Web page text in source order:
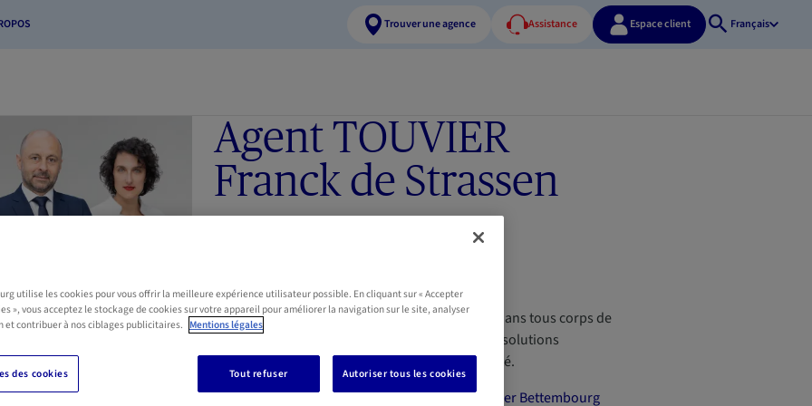
Trouver une agence Assistance Espace client
OuvrirFrançais
Agent TOUVIER
Franck de Strassen
Que vous soyez particuliers ou professionnels dans tous corps de
métier, notre équipe saura apporter conseils et solutions
personnalisées en besoin d'assurance et fiscalité.
Rendez-vous également àl'agence Franck Touvier Bettembourg
utilise les cookies pour vous offrir la meilleure expérience utilisateur possible. En cliquant sur « Accepter
», vous acceptez le stockage de cookies sur votre appareil pour améliorer la navigation sur le site, analyser
et contribuer à nos ciblages publicitaires. Mentions légales
Tout refuser Autoriser tous les cookies
des cookies